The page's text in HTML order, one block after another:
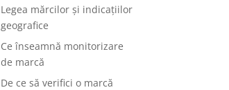
Legea mărcilor și indicațiilor
geografice
Ce înseamnă monitorizare
de marcă
De ce să verifici o marcă